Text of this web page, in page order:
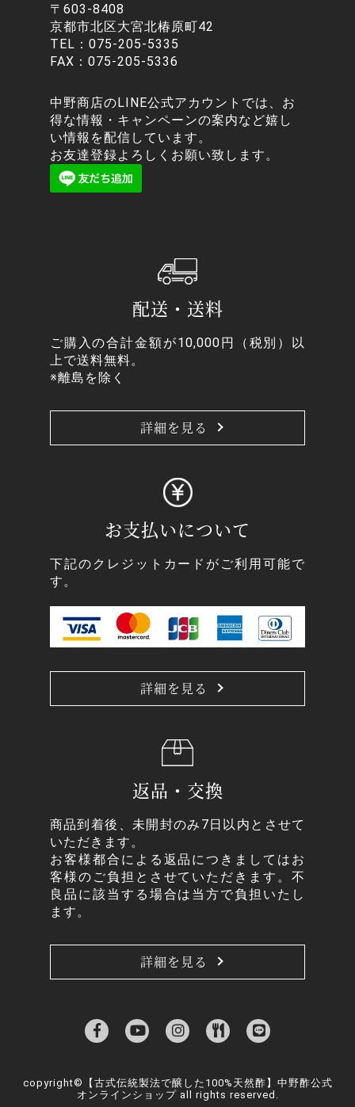
〒603-8408
京都市北区大宮北椿原町42
TEL： 075-205-5335
FAX：075-205-5336
中野商店のLINE公式アカウントでは、お
得な情報・キャンペーンの案内など嬉し
い情報を配信しています。
お友達登録よろしくお願い致します。
配送・送料
ご購入の合計金額が10,000円（税別）以
上で送料無料。
※離島を除く
詳細を見る
お支払いについて
下記のクレジットカードがご利用可能で
す。
詳細を見る
返品・交換
商品到着後、未開封のみ7日以内とさせて
いただきます。
お客様都合による返品につきましてはお
客様のご負担とさせていただきます。不
良品に該当する場合は当方で負担いたし
ます。
詳細を見る
copyright©【古式伝統製法で醸した100%天然酢】中野酢公式
オンラインショップ all rights reserved.